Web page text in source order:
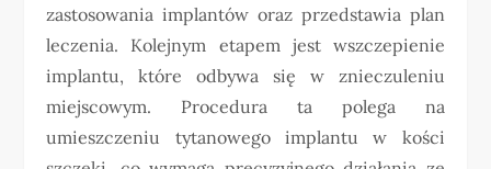
zastosowania implantów oraz przedstawia plan
leczenia. Kolejnym etapem jest wszczepienie
implantu, które odbywa się w znieczuleniu
miejscowym. Procedura ta polega na
umieszczeniu tytanowego implantu w kości